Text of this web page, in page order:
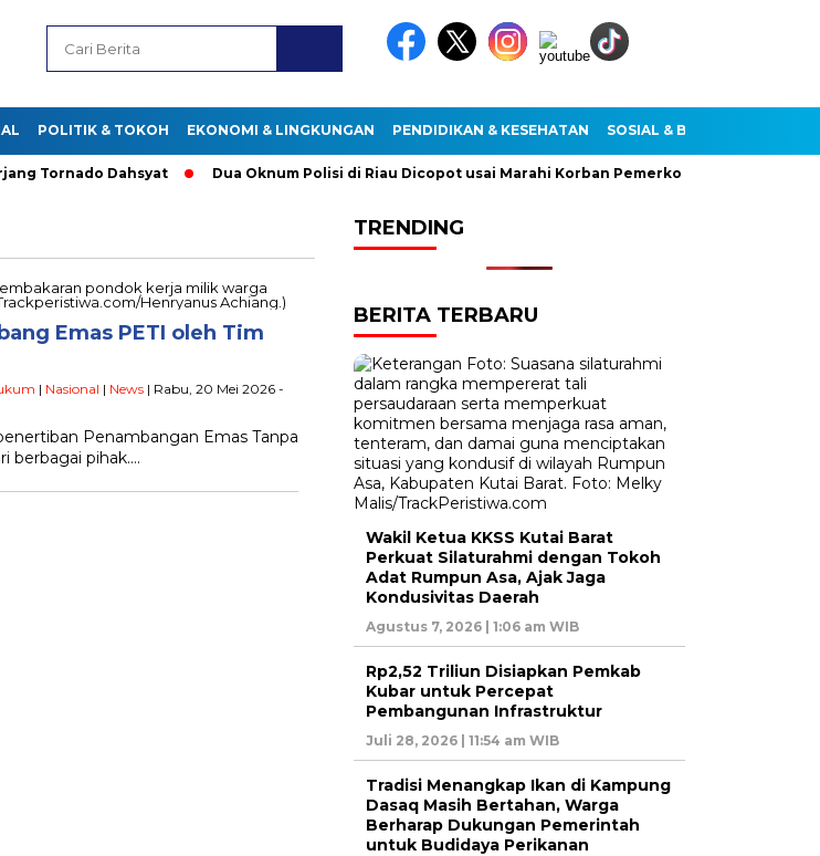
POLITIK & TOKOH EKONOMI & LINGKUNGAN PENDIDIKAN & KESEHATAN SOSIAL & BUDAYA
Tornado Dahsyat Dua Oknum Polisi di Riau Dicopot usai Marahi Korban Pemerkosaan
Emas PETI oleh Tim
| Nasional | News | Rabu, 20 Mei 2026 -
Penambangan Emas Tanpa
berbagai pihak….
TRENDING
BERITA TERBARU
Wakil Ketua KKSS Kutai Barat
Perkuat Silaturahmi dengan Tokoh
Adat Rumpun Asa, Ajak Jaga
Kondusivitas Daerah
Agustus 7, 2026 | 1:06 am WIB
Rp2,52 Triliun Disiapkan Pemkab
Kubar untuk Percepat
Pembangunan Infrastruktur
Juli 28, 2026 | 11:54 am WIB
Tradisi Menangkap Ikan di Kampung
Dasaq Masih Bertahan, Warga
Berharap Dukungan Pemerintah
untuk Budidaya Perikanan